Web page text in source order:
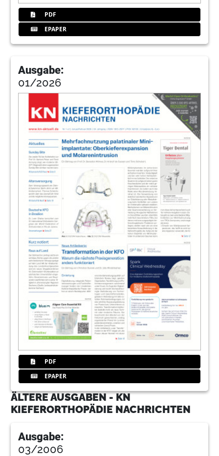
PDF
EPAPER
Ausgabe:
01/2026
PDF
EPAPER
ÄLTERE AUSGABEN - KN
KIEFERORTHOPÄDIE NACHRICHTEN
Ausgabe:
03/2006